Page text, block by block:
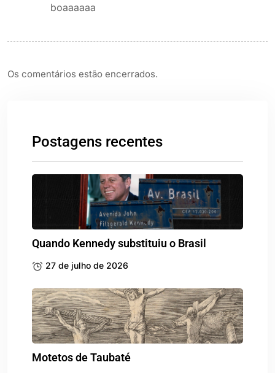
boaaaaaa
Os comentários estão encerrados.
Postagens recentes
Quando Kennedy substituiu o Brasil
27 de julho de 2026
Motetos de Taubaté